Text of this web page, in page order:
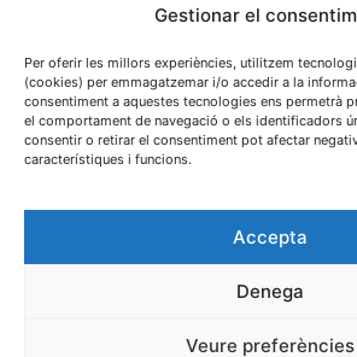
Gestionar el
Per oferir les millors experiències, utilitzem
(cookies) per emmagatzemar i/o accedir a la
consentiment a aquestes tecnologies ens permetrà
el comportament de navegació o els identificadors
consentir o retirar el consentiment pot afectar
característiques i funcions.
Accepta
Denega
Veure preferències
C. Sant Josep, 1
25243 El Palau d'Anglesola (Pla
Privacitat Cookies